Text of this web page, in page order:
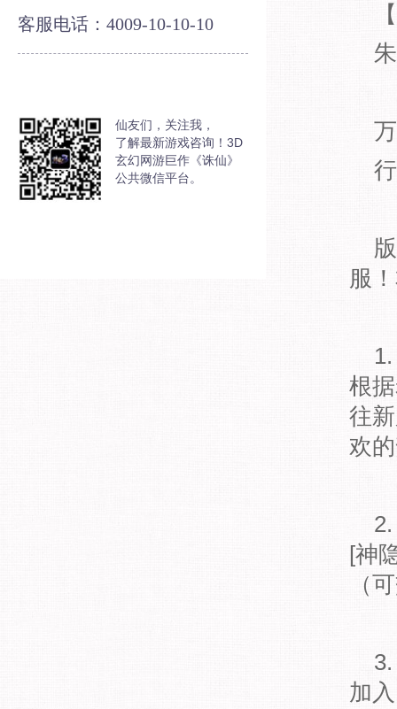
客服电话：4009-10-10-10
仙友们，关注我，
了解最新游戏咨询！3D
玄幻网游巨作《诛仙》
公共微信平台。
服
根
往
欢
[神
（
加